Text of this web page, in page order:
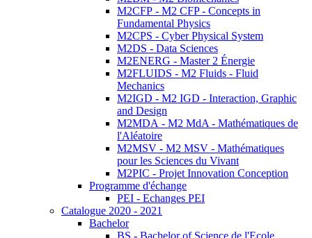
M2CFP - M2 CFP - Concepts in
Fundamental Physics
M2CPS - Cyber Physical System
M2DS - Data Sciences
M2ENERG - Master 2 Énergie
M2FLUIDS - M2 Fluids - Fluid
Mechanics
M2IGD - M2 IGD - Interaction, Graphic
and Design
M2MDA - M2 MdA - Mathématiques de
l'Aléatoire
M2MSV - M2 MSV - Mathématiques
pour les Sciences du Vivant
M2PIC - Projet Innovation Conception
Programme d'échange
PEI - Echanges PEI
Catalogue 2020 - 2021
Bachelor
BS - Bachelor of Science de l'Ecole